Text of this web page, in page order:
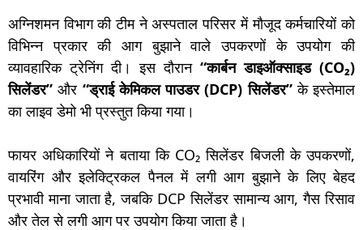
अग्निशमन विभाग की टीम ने अस्पताल परिसर में मौजूद कर्मचारियों को
विभिन्न प्रकार की आग बुझाने वाले उपकरणों के उपयोग की
व्यावहारिक ट्रेनिंग दी। इस दौरान “कार्बन डाइऑक्साइड (CO₂)
सिलेंडर” और “ड्राई केमिकल पाउडर (DCP) सिलेंडर”के इस्तेमाल
का लाइव डेमो भी प्रस्तुत किया गया।
फायर अधिकारियों ने बताया कि CO₂ सिलेंडर बिजली के उपकरणों,
वायरिंग और इलेक्ट्रिकल पैनल में लगी आग बुझाने के लिए बेहद
प्रभावी माना जाता है, जबकि DCP सिलेंडर सामान्य आग, गैस रिसाव
और तेल से लगी आग पर उपयोग किया जाता है।